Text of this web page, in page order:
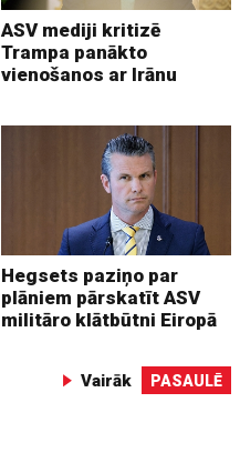
ASV mediji kritizē
Trampa panākto
vienošanos ar Irānu
Hegsets paziņo par
plāniem pārskatīt ASV
militāro klātbūtni Eiropā
Vairāk PASAULĒ